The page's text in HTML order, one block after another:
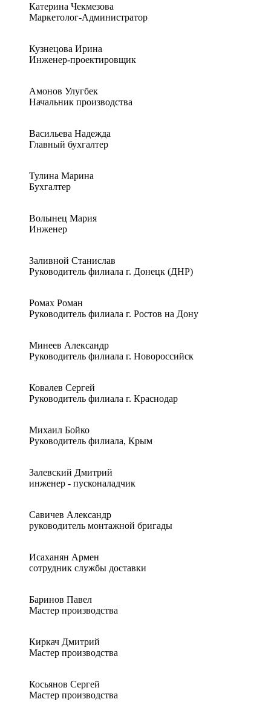
Катерина Чекмезова
Маркетолог-Администратор
Кузнецова Ирина
Инженер-проектировщик
Амонов Улугбек
Начальник производства
Васильева Надежда
Главный бухгалтер
Тулина Марина
Бухгалтер
Волынец Мария
Инженер
Заливной Станислав
Руководитель филиала г. Донецк (ДНР)
Ромах Роман
Руководитель филиала г. Ростов на Дону
Минеев Александр
Руководитель филиала г. Новороссийск
Ковалев Сергей
Руководитель филиала г. Краснодар
Михаил Бойко
Руководитель филиала, Крым
Залевский Дмитрий
инженер - пусконаладчик
Савичев Александр
руководитель монтажной бригады
Исаханян Армен
сотрудник службы доставки
Баринов Павел
Мастер производства
Киркач Дмитрий
Мастер производства
Косьянов Сергей
Мастер производства